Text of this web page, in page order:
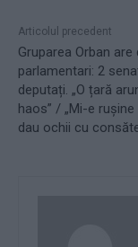
Articolul precedent
Gruparea Orban are
parlamentari: 2
deputați. „O țară
haos” / „Mi-e
dau ochii cu